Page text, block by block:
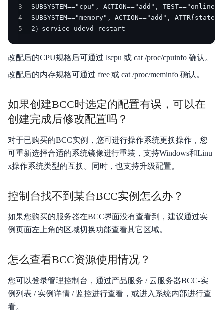
3
4
5
2）service udevd restart
改配后的CPU规格后可通过 lscpu 或 cat /proc/cpuinfo 确认。
改配后的内存规格可通过 free 或 cat /proc/meminfo 确认。
如果创建BCC时选定的配置有误，可以在
创建完成后修改配置吗？
对于已购买的BCC实例，您可进行操作系统更换操作，您
可重新选择合适的系统镜像进行重装，支持Windows和Linu
x操作系统类型的互换。同时，也支持升级配置。
控制台找不到某台BCC实例怎么办？
如果您购买的服务器在BCC界面没有查看到，建议通过实
例页面左上角的区域切换功能查看其它区域。
怎么查看BCC资源使用情况？
您可以登录管理控制台，通过产品服务 / 云服务器BCC-实
例列表 / 实例详情 / 监控进行查看，或进入系统内部进行查
看。